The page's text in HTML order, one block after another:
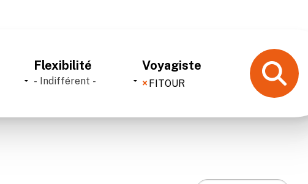
Flexibilité Voyagiste
× FITOUR